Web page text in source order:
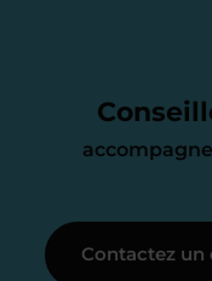
parfait. À
nous
Contactez un